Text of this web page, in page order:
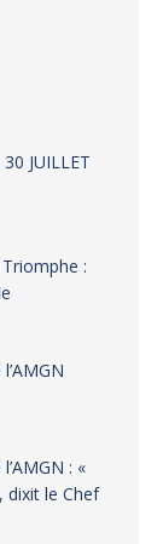
JUILLET
:
: «
dixit le Chef